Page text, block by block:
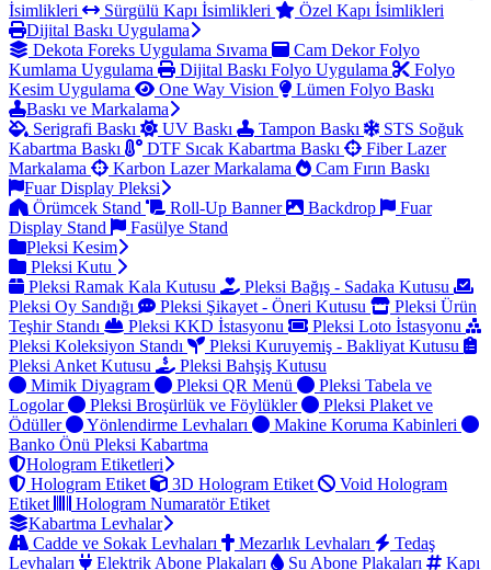
İsimlikleri
Sürgülü Kapı İsimlikleri
Özel Kapı İsimlikleri
Dijital Baskı Uygulama
Dekota Foreks Uygulama Sıvama
Cam Dekor Folyo
Kumlama Uygulama
Dijital Baskı Folyo Uygulama
Folyo
Kesim Uygulama
One Way Vision
Lümen Folyo Baskı
Baskı ve Markalama
Serigrafi Baskı
UV Baskı Tampon Baskı
STS Soğuk
Kabartma Baskı
DTF Sıcak Kabartma Baskı
Fiber Lazer
Markalama
Karbon Lazer Markalama
Cam Fırın Baskı
Fuar Display Pleksi
Örümcek Stand
Roll-Up Banner Backdrop
Fuar
Display Stand
Fasülye Stand
Pleksi Kesim
Pleksi Kutu
Pleksi Ramak Kala Kutusu
Pleksi Bağış - Sadaka Kutusu
Pleksi Oy Sandığı
Pleksi Şikayet - Öneri Kutusu
Pleksi Ürün
Teşhir Standı
Pleksi KKD İstasyonu
Pleksi Loto İstasyonu
Pleksi Koleksiyon Standı
Pleksi Kuruyemiş - Bakliyat Kutusu
Pleksi Anket Kutusu
Pleksi Bahşiş Kutusu
Mimik Diyagram
Pleksi QR Menü
Pleksi Tabela ve
Logolar
Pleksi Broşürlük ve Föylükler
Pleksi Plaket ve
Ödüller
Yönlendirme Levhaları
Makine Koruma Kabinleri
Banko Önü Pleksi Kabartma
Hologram Etiketleri
Hologram Etiket
3D Hologram Etiket
Void Hologram
Etiket
Hologram Numaratör Etiket
Kabartma Levhalar
Cadde ve Sokak Levhaları
Mezarlık Levhaları
Tedaş
Levhaları
Elektrik Abone Plakaları Su Abone Plakaları
Kapı